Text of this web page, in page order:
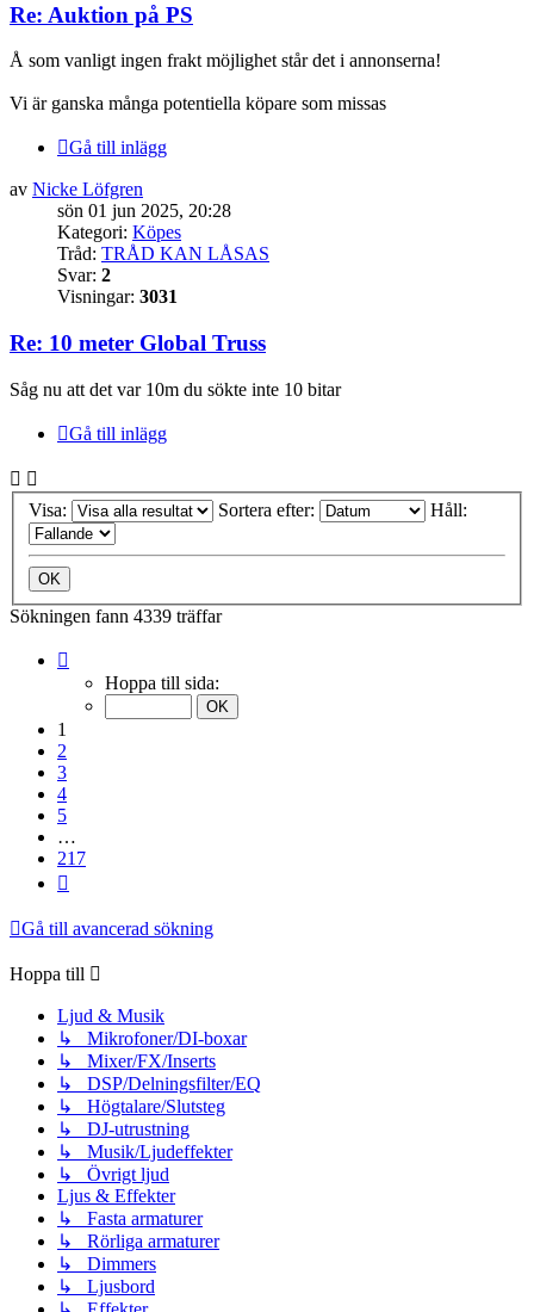
Re: Auktion på PS
Å som vanligt ingen frakt möjlighet står det i annonserna!
Vi är ganska många potentiella köpare som missas
Gå till inlägg
av Nicke Löfgren
sön 01 jun 2025, 20:28
Kategori: Köpes
Tråd: TRÅD KAN LÅSAS
Svar: 2
Visningar: 3031
Re: 10 meter Global Truss
Såg nu att det var 10m du sökte inte 10 bitar
Gå till inlägg
Visa: Sortera efter: Håll:
Sökningen fann 4339 träffar
Hoppa till sida:
1
2
3
4
5
…
217
Gå till avancerad sökning
Hoppa till
Ljud & Musik
↳ Mikrofoner/DI-boxar
↳ Mixer/FX/Inserts
↳ DSP/Delningsfilter/EQ
↳ Högtalare/Slutsteg
↳ DJ-utrustning
↳ Musik/Ljudeffekter
↳ Övrigt ljud
Ljus & Effekter
↳ Fasta armaturer
↳ Rörliga armaturer
↳ Dimmers
↳ Ljusbord